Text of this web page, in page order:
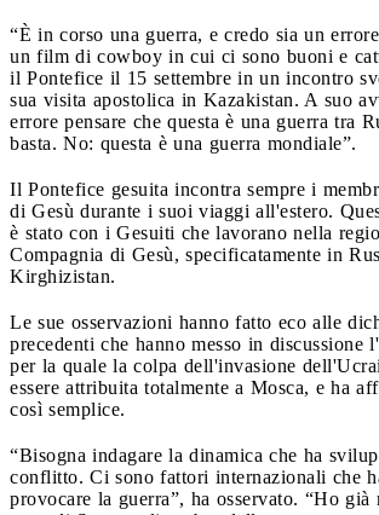
“È in corso una guerra, e credo sia un
un film di cowboy in cui ci sono buoni e
il Pontefice il 15 settembre in un incontro
sua visita apostolica in Kazakistan. A suo
errore pensare che questa è una guerra tra
basta. No: questa è una guerra mondiale”.
Il Pontefice gesuita incontra sempre i
di Gesù durante i suoi viaggi all'estero.
è stato con i Gesuiti che lavorano nella
Compagnia di Gesù, specificatamente in
Kirghizistan.
Le sue osservazioni hanno fatto eco alle
precedenti che hanno messo in discussione
per la quale la colpa dell'invasione
essere attribuita totalmente a Mosca, e ha
così semplice.
“Bisogna indagare la dinamica che ha
conflitto. Ci sono fattori internazionali che
provocare la guerra”, ha osservato. “Ho già